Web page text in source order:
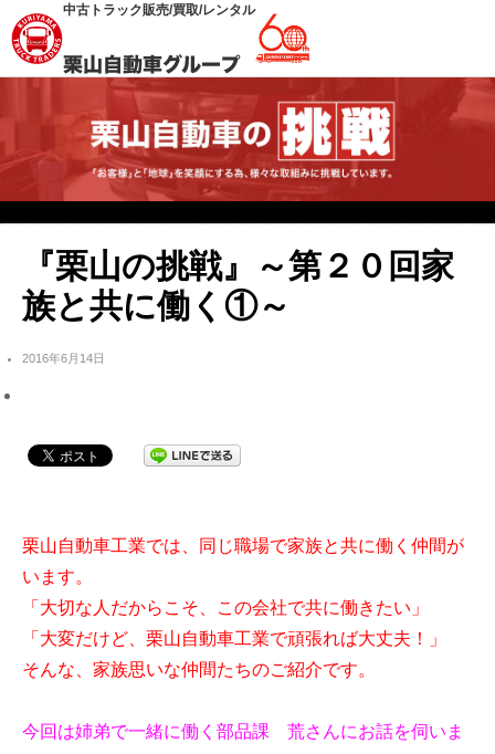
中古トラック販売/買取/レンタル
『栗山の挑戦』～第２０回家
族と共に働く①～
2016年6月14日
栗山自動車工業では、同じ職場で家族と共に働く仲間が
います。
「大切な人だからこそ、この会社で共に働きたい」
「大変だけど、栗山自動車工業で頑張れば大丈夫！」
そんな、家族思いな仲間たちのご紹介です。
今回は姉弟で一緒に働く部品課 荒さんにお話を伺いま